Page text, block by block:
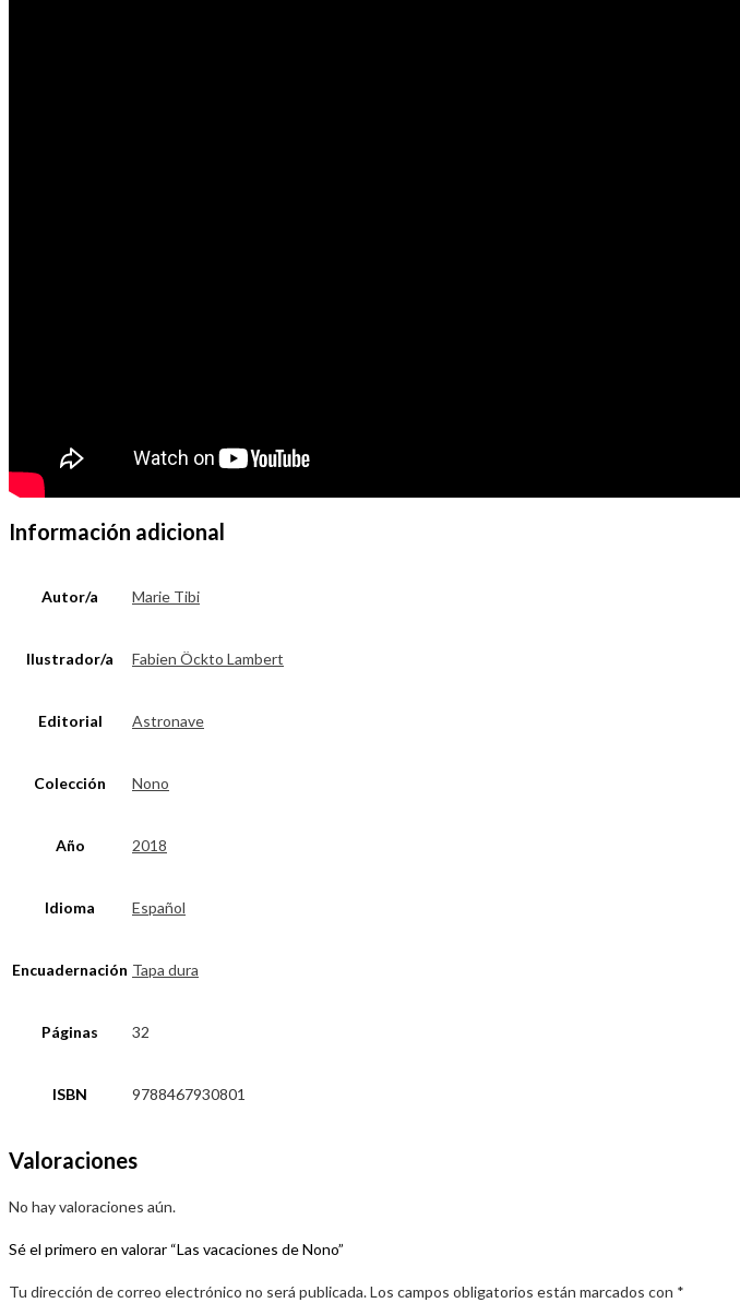
Información adicional
Autor/a Marie Tibi
Ilustrador/a Fabien Öckto Lambert
Editorial Astronave
Colección Nono
Año 2018
Idioma Español
Encuadernación Tapa dura
Páginas 32
ISBN 9788467930801
Valoraciones
No hay valoraciones aún.
Sé el primero en valorar “Las vacaciones de Nono”
Tu dirección de correo electrónico no será publicada.Los campos obligatorios están marcados con *